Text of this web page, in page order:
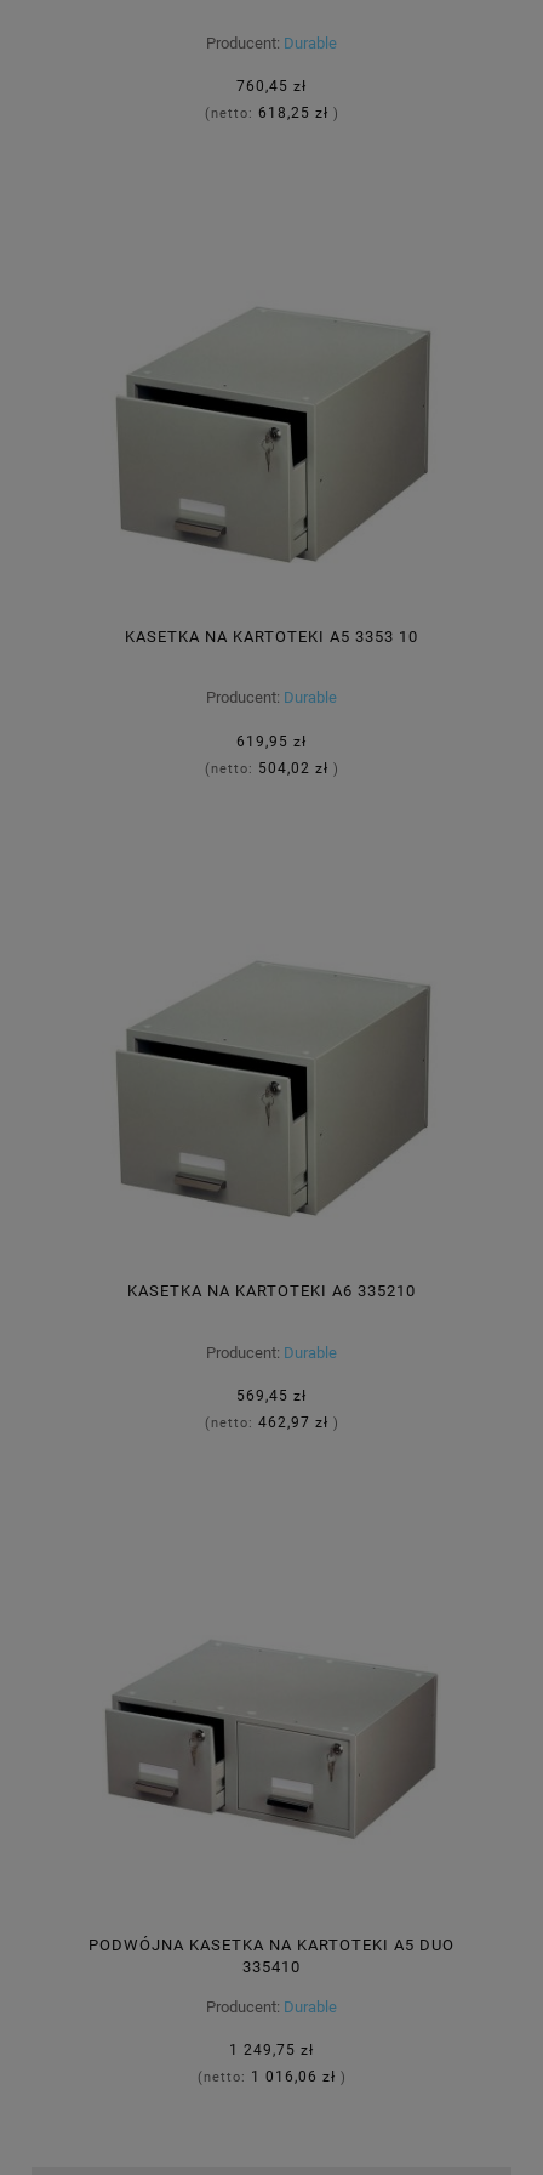
Producent: Durable
760,45 zł
(netto: 618,25 zł )
KASETKA NA KARTOTEKI A5 3353 10
Producent: Durable
619,95 zł
(netto: 504,02 zł )
KASETKA NA KARTOTEKI A6 335210
Producent: Durable
569,45 zł
(netto: 462,97 zł )
PODWÓJNA KASETKA NA KARTOTEKI A5 DUO
335410
Producent: Durable
1 249,75 zł
(netto: 1 016,06 zł )